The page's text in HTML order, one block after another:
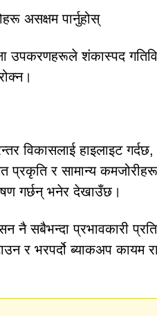
असक्षम पार्नुहोस्
उपकरणहरूले शंकास्पद
विकासलाई हाइलाइट
प्रकृति र सामान्य
गर्छन् भनेर देखाउँछ।
नै सबैभन्दा प्रभावकारी
र भरपर्दो ब्याकअप कायम